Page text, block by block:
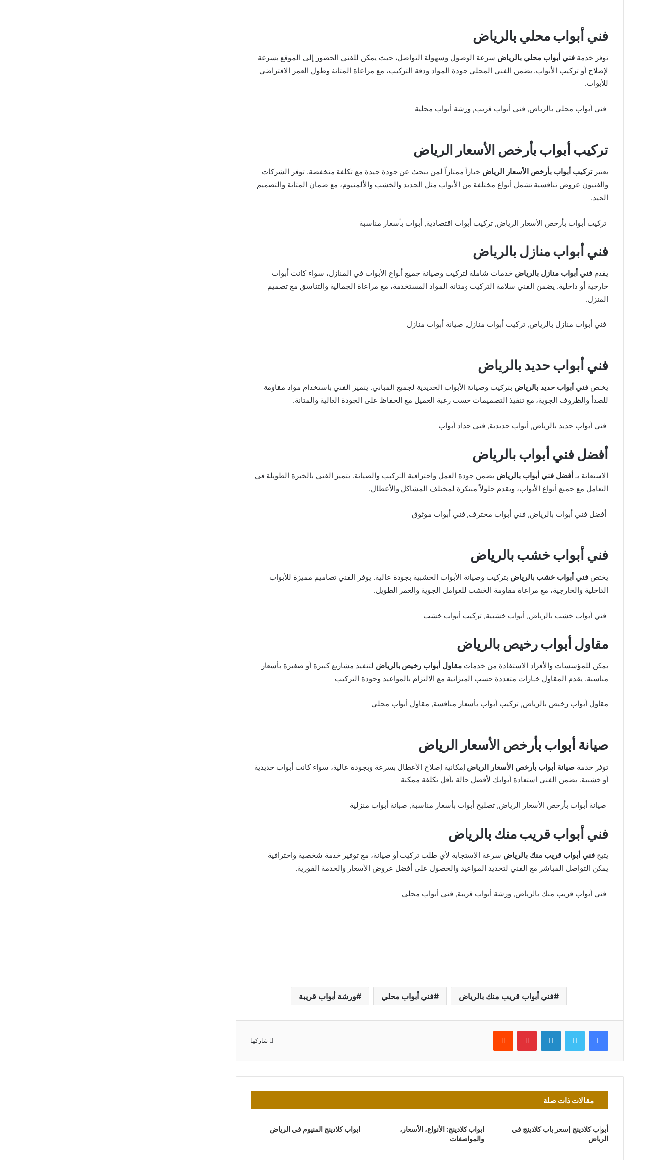
فني أبواب محلي بالرياض
توفر خدمة فني أبواب محلي بالرياض سرعة الوصول وسهولة التواصل، حيث يمكن للفني الحضور إلى الموقع بسرعة
لإصلاح أو تركيب الأبواب. يضمن الفني المحلي جودة المواد ودقة التركيب، مع مراعاة المتانة وطول العمر الافتراضي
للأبواب.
فني أبواب محلي بالرياض, فني أبواب قريب, ورشة أبواب محلية
تركيب أبواب بأرخص الأسعار الرياض
يعتبرتركيب أبواب بأرخص الأسعار الرياض خياراً ممتازاً لمن يبحث عن جودة جيدة مع تكلفة منخفضة. توفر الشركات
والفنيون عروض تنافسية تشمل أنواع مختلفة من الأبواب مثل الحديد والخشب والألمنيوم، مع ضمان المتانة والتصميم
الجيد.
تركيب أبواب بأرخص الأسعار الرياض, تركيب أبواب اقتصادية, أبواب بأسعار مناسبة
فني أبواب منازل بالرياض
يقدم فني أبواب منازل بالرياض خدمات شاملة لتركيب وصيانة جميع أنواع الأبواب في المنازل، سواء كانت أبواب
خارجية أو داخلية. يضمن الفني سلامة التركيب ومتانة المواد المستخدمة، مع مراعاة الجمالية والتناسق مع تصميم
المنزل.
فني أبواب منازل بالرياض, تركيب أبواب منازل, صيانة أبواب منازل
فني أبواب حديد بالرياض
يختص فني أبواب حديد بالرياض بتركيب وصيانة الأبواب الحديدية لجميع المباني. يتميز الفني باستخدام مواد مقاومة
للصدأ والظروف الجوية، مع تنفيذ التصميمات حسب رغبة العميل مع الحفاظ على الجودة العالية والمتانة.
فني أبواب حديد بالرياض, أبواب حديدية, فني حداد أبواب
أفضل فني أبواب بالرياض
الاستعانة بـأفضل فني أبواب بالرياض يضمن جودة العمل واحترافية التركيب والصيانة. يتميز الفني بالخبرة الطويلة في
التعامل مع جميع أنواع الأبواب، ويقدم حلولاً مبتكرة لمختلف المشاكل والأعطال.
أفضل فني أبواب بالرياض, فني أبواب محترف, فني أبواب موثوق
فني أبواب خشب بالرياض
يختص فني أبواب خشب بالرياض بتركيب وصيانة الأبواب الخشبية بجودة عالية. يوفر الفني تصاميم مميزة للأبواب
الداخلية والخارجية، مع مراعاة مقاومة الخشب للعوامل الجوية والعمر الطويل.
فني أبواب خشب بالرياض, أبواب خشبية, تركيب أبواب خشب
مقاول أبواب رخيص بالرياض
يمكن للمؤسسات والأفراد الاستفادة من خدمات مقاول أبواب رخيص بالرياض لتنفيذ مشاريع كبيرة أو صغيرة بأسعار
مناسبة. يقدم المقاول خيارات متعددة حسب الميزانية مع الالتزام بالمواعيد وجودة التركيب.
مقاول أبواب رخيص بالرياض, تركيب أبواب بأسعار منافسة, مقاول أبواب محلي
صيانة أبواب بأرخص الأسعار الرياض
توفر خدمة صيانة أبواب بأرخص الأسعار الرياض إمكانية إصلاح الأعطال بسرعة وبجودة عالية، سواء كانت أبواب حديدية
أو خشبية. يضمن الفني استعادة أبوابك لأفضل حالة بأقل تكلفة ممكنة.
صيانة أبواب بأرخص الأسعار الرياض, تصليح أبواب بأسعار مناسبة, صيانة أبواب منزلية
فني أبواب قريب منك بالرياض
يتيح فني أبواب قريب منك بالرياض سرعة الاستجابة لأي طلب تركيب أو صيانة، مع توفير خدمة شخصية واحترافية.
يمكن التواصل المباشر مع الفني لتحديد المواعيد والحصول على أفضل عروض الأسعار والخدمة الفورية.
فني أبواب قريب منك بالرياض, ورشة أبواب قريبة, فني أبواب محلي
فني أبواب قريب منك بالرياض فني أبواب محلي ورشة أبواب قريبة
شاركها
فيسبوك تويتر لينكدإن بينتيريست
مقالات ذات صلة
ابواب كلادينج المنيوم في الرياض
ابواب كلادينج: الأنواع، الأسعار،
والمواصفات
أبواب كلادينج |سعر باب كلادينج في
الرياض